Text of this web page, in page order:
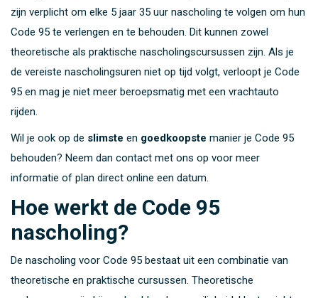
zijn verplicht om elke 5 jaar 35 uur nascholing te volgen om hun
Code 95 te verlengen en te behouden. Dit kunnen zowel
theoretische als praktische nascholingscursussen zijn. Als je
de vereiste nascholingsuren niet op tijd volgt, verloopt je Code
95 en mag je niet meer beroepsmatig met een vrachtauto
rijden.
Wil je ook op de slimste en goedkoopste manier je Code 95
behouden? Neem dan contact met ons op voor meer
informatie of plan direct online een datum.
Hoe werkt de Code 95
nascholing?
De nascholing voor Code 95 bestaat uit een combinatie van
theoretische en praktische cursussen. Theoretische